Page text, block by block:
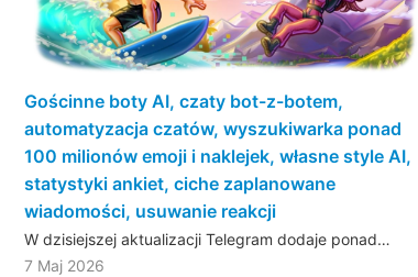
Gościnne boty AI, czaty bot-z-botem,
automatyzacja czatów, wyszukiwarka ponad
100 milionów emoji i naklejek, własne style AI,
statystyki ankiet, ciche zaplanowane
wiadomości, usuwanie reakcji
W dzisiejszej aktualizacji Telegram dodaje ponad…
7 Maj 2026